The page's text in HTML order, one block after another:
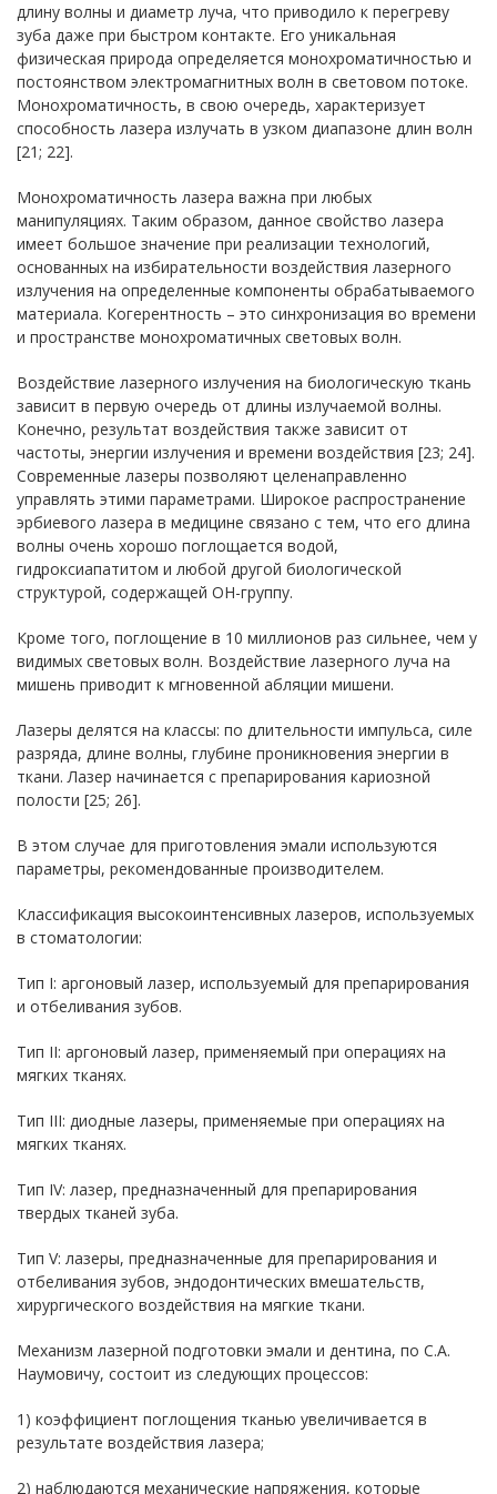
длину волны и диаметр луча, что приводило к перегреву
зуба даже при быстром контакте. Его уникальная
физическая природа определяется монохроматичностью и
постоянством электромагнитных волн в световом потоке.
Монохроматичность, в свою очередь, характеризует
способность лазера излучать в узком диапазоне длин волн
[21; 22].
Монохроматичность лазера важна при любых
манипуляциях. Таким образом, данное свойство лазера
имеет большое значение при реализации технологий,
основанных на избирательности воздействия лазерного
излучения на определенные компоненты обрабатываемого
материала. Когерентность – это синхронизация во времени
и пространстве монохроматичных световых волн.
Воздействие лазерного излучения на биологическую ткань
зависит в первую очередь от длины излучаемой волны.
Конечно, результат воздействия также зависит от
частоты, энергии излучения и времени воздействия [23; 24].
Современные лазеры позволяют целенаправленно
управлять этими параметрами. Широкое распространение
эрбиевого лазера в медицине связано с тем, что его длина
волны очень хорошо поглощается водой,
гидроксиапатитом и любой другой биологической
структурой, содержащей ОН-группу.
Кроме того, поглощение в 10 миллионов раз сильнее, чем у
видимых световых волн. Воздействие лазерного луча на
мишень приводит к мгновенной абляции мишени.
Лазеры делятся на классы: по длительности импульса, силе
разряда, длине волны, глубине проникновения энергии в
ткани. Лазер начинается с препарирования кариозной
полости [25; 26].
В этом случае для приготовления эмали используются
параметры, рекомендованные производителем.
Классификация высокоинтенсивных лазеров, используемых
в стоматологии:
Тип I: аргоновый лазер, используемый для препарирования
и отбеливания зубов.
Тип II: аргоновый лазер, применяемый при операциях на
мягких тканях.
Тип III: диодные лазеры, применяемые при операциях на
мягких тканях.
Тип IV: лазер, предназначенный для препарирования
твердых тканей зуба.
Тип V: лазеры, предназначенные для препарирования и
отбеливания зубов, эндодонтических вмешательств,
хирургического воздействия на мягкие ткани.
Механизм лазерной подготовки эмали и дентина, по С.А.
Наумовичу, состоит из следующих процессов:
1) коэффициент поглощения тканью увеличивается в
результате воздействия лазера;
2) наблюдаются механические напряжения, которые